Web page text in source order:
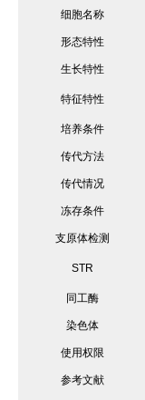
细胞名称
形态特性
生长特性
特征特性
培养条件
传代方法
传代情况
冻存条件
支原体检测
STR
同工酶
染色体
使用权限
参考文献